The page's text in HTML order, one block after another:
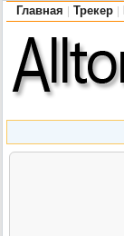
Главная Трекер